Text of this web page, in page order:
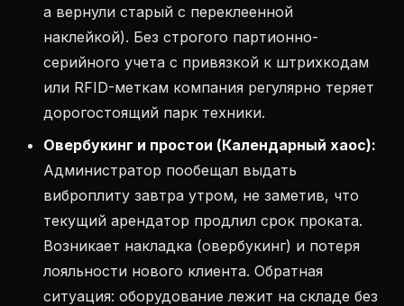
а вернули старый с переклеенной
наклейкой). Без строгого партионно-
серийного учета с привязкой к штрихкодам
или RFID-меткам компания регулярно теряет
дорогостоящий парк техники.
Овербукинг и простои (Календарный хаос):
Администратор пообещал выдать
виброплиту завтра утром, не заметив, что
текущий арендатор продлил срок проката.
Возникает накладка (овербукинг) и потеря
лояльности нового клиента. Обратная
ситуация: оборудование лежит на складе без